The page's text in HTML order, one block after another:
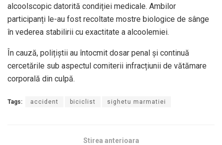
alcoolscopic datorită condiției medicale. Ambilor
participanți le-au fost recoltate mostre biologice de sânge
în vederea stabilirii cu exactitate a alcoolemiei.
În cauză, polițiștii au întocmit dosar penal și continuă
cercetările sub aspectul comiterii infracțiunii de vătămare
corporală din culpă.
Tags: accident biciclist sighetu marmatiei
Stirea anterioara